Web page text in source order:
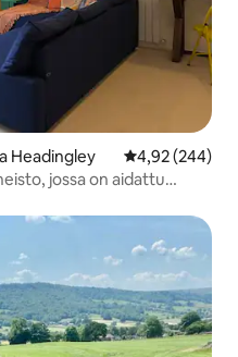
Headingley
4,92 (244)
jossa on aidattu